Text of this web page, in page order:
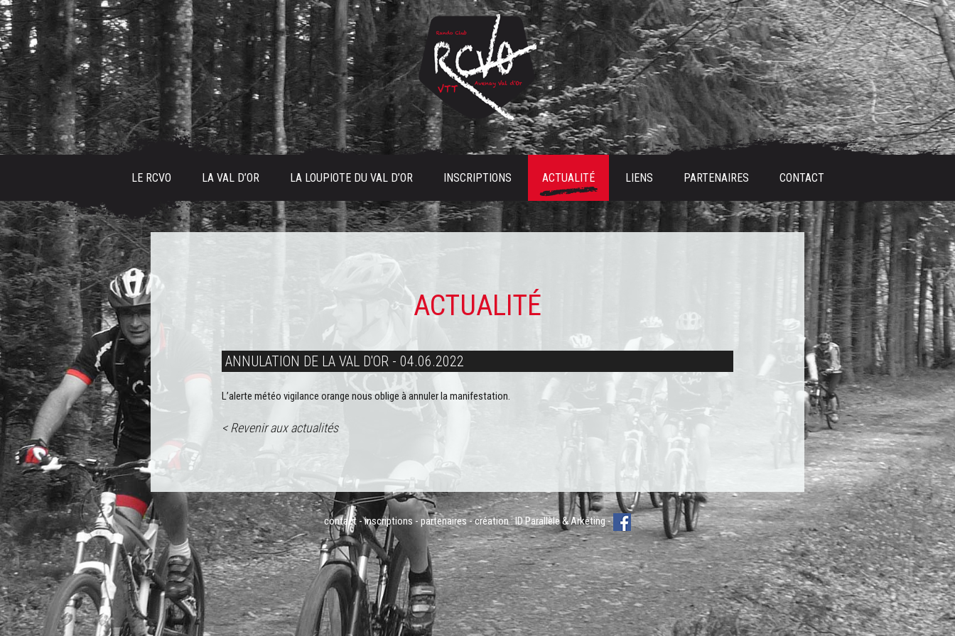
LE RCVO LA VAL D’OR LA LOUPIOTE DU VAL D’OR INSCRIPTIONS ACTUALITÉ LIENS PARTENAIRES CONTACT
ACTUALITÉ
ANNULATION DE LA VAL D'OR - 04.06.2022
L’alerte météo vigilance orange nous oblige à annuler la manifestation.
< Revenir aux actualités
contact -inscriptions - partenaires- création :ID Parallèle&Arketing-